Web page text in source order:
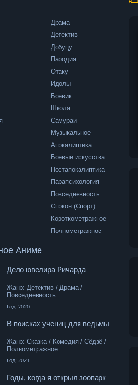
Драма
Детектив
Добуцу
Пародия
Отаку
Идолы
Боевик
Школа
Самураи
Музыкальное
Апокалиптика
Боевые искусства
Постапокалиптика
Парапсихология
Повседневность
Спокон (Спорт)
Короткометражное
Полнометражное
Аниме
Дело ювелира Ричарда
Жанр: Детектив / Драма /
Повседневность
Год: 2020
В поисках учениц для ведьмы
Жанр: Сказка / Комедия / Сёдзё /
Полнометражное
Год: 2021
Годы, когда я открыл зоопарк